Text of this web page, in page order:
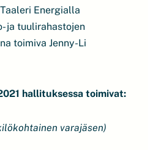
Energialla
ja tuulirahastojen
toimiva Jenny-Li
hallituksessa toimivat:
varajäsen)